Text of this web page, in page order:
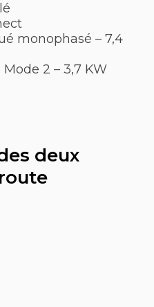
monophasé – 7,4
2 – 3,7 KW
deux